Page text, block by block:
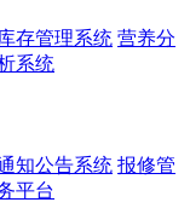
库存管理系统 营养分
系统
知公告系统 报修管
平台